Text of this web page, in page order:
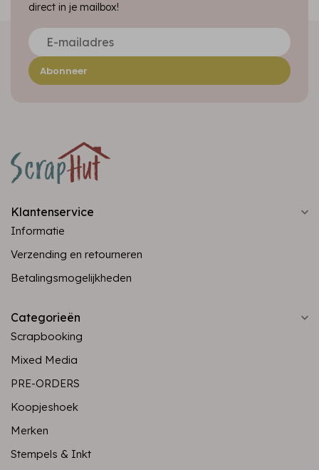
direct in je mailbox!
Abonneer
Klantenservice
Informatie
Verzending en retourneren
Betalingsmogelijkheden
Categorieën
Scrapbooking
Mixed Media
PRE-ORDERS
Koopjeshoek
Merken
Stempels & Inkt